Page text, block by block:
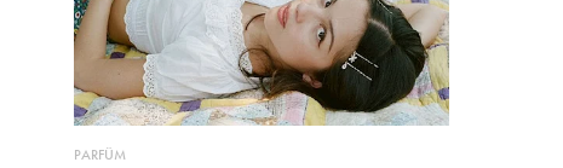
PARFÜM